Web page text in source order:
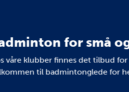
for små
våre klubber finnes det tilbud for
til badmintonglede for